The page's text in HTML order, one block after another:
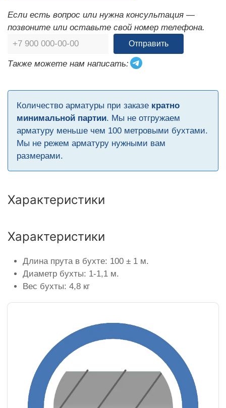
Если есть вопрос или нужна консультация —
позвоните или оставьте свой номер телефона.
Отправить
Также можете нам написать:
Количество арматуры при заказе кратно
минимальной партии. Мы не отгружаем
арматуру меньше чем 100 метровыми бухтами.
Мы не режем арматуру нужными вам
размерами.
Характеристики
Характеристики
Длина прута в бухте: 100 ± 1 м.
Диаметр бухты: 1-1,1 м.
Вес бухты: 4,8 кг